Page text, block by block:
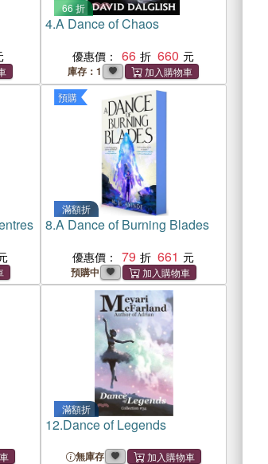
66 折
4.A Dance of Chaos
優惠價： 66 660
庫存：1
預購
滿額折
8.A Dance of Burning Blades
優惠價： 79 661
預購中
滿額折
12.Dance of Legends
無庫存